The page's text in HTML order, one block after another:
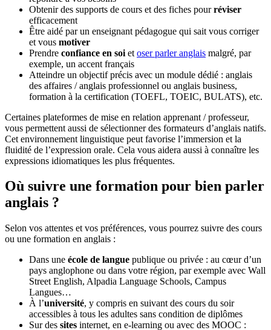
Obtenir des supports de cours et des fiches pourréviser
efficacement
Être aidé par un enseignant pédagogue qui sait vous corriger
et vous motiver
Prendre confiance en soi et oser parler anglais malgré, par
exemple, un accent français
Atteindre un objectif précis avec un module dédié : anglais
des affaires / anglais professionnel ou anglais business,
formation à la certification (TOEFL, TOEIC, BULATS), etc.
Certaines plateformes de mise en relation apprenant / professeur,
vous permettent aussi de sélectionner des formateurs d’anglais natifs.
Cet environnement linguistique peut favorise l’immersion et la
fluidité de l’expression orale. Cela vous aidera aussi à connaître les
expressions idiomatiques les plus fréquentes.
Où suivre une formation pour bien parler
anglais ?
Selon vos attentes et vos préférences, vous pourrez suivre des cours
ou une formation en anglais :
Dans une école de langue publique ou privée : au cœur d’un
pays anglophone ou dans votre région, par exemple avec Wall
Street English, Alpadia Language Schools, Campus
Langues…
À l’université, y compris en suivant des cours du soir
accessibles à tous les adultes sans condition de diplômes
Sur des sites internet, en e-learning ou avec des MOOC :